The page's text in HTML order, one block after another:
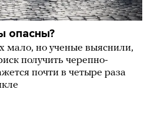
опасны?
мало, но ученые выяснили,
получить черепно-
почти в четыре раза